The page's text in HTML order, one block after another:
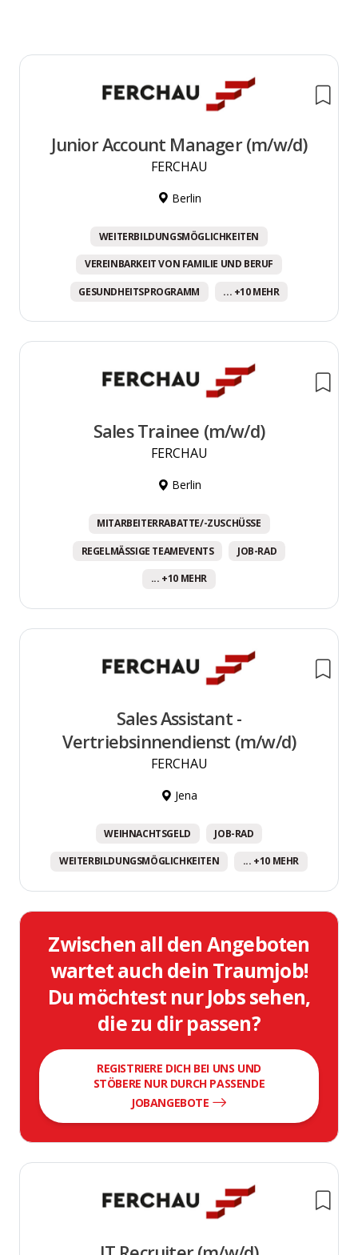
Junior Account Manager (m/w/d)
FERCHAU
Berlin
WEITERBILDUNGSMÖGLICHKEITEN
VEREINBARKEIT VON FAMILIE UND BERUF
GESUNDHEITSPROGRAMM ... +10 MEHR
Sales Trainee (m/w/d)
FERCHAU
Berlin
MITARBEITERRABATTE/-ZUSCHÜSSE
REGELMÄSSIGE TEAMEVENTS JOB-RAD
... +10 MEHR
Sales Assistant -
Vertriebsinnendienst (m/w/d)
FERCHAU
Jena
WEIHNACHTSGELD JOB-RAD
WEITERBILDUNGSMÖGLICHKEITEN ... +10 MEHR
Zwischen all den Angeboten
wartet auch dein Traumjob!
Du möchtest nur Jobs sehen,
die zu dir passen?
REGISTRIERE DICH BEI UNS UND
STÖBERE NUR DURCH PASSENDE
JOBANGEBOTE